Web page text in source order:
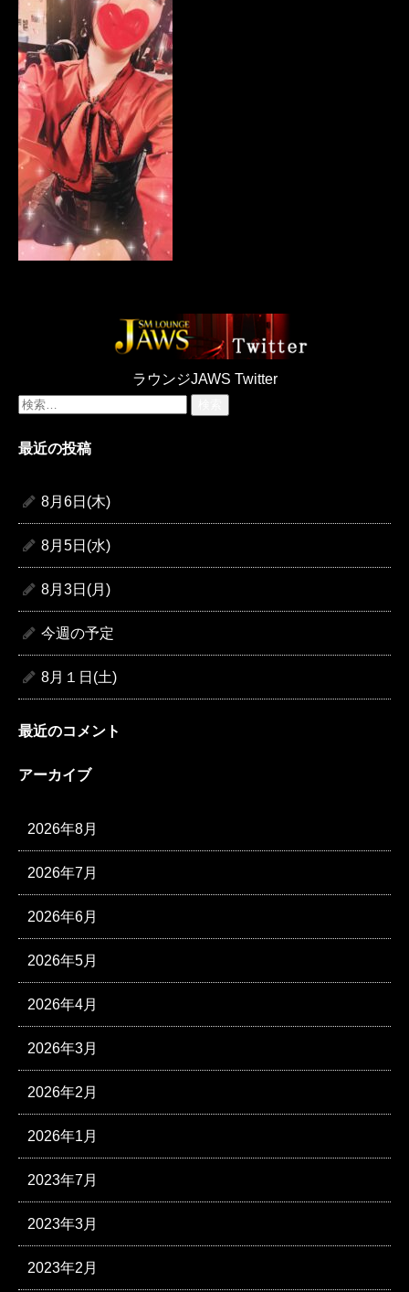
ラウンジJAWS Twitter
検
最近の投稿
8月6日(木)
8月5日(水)
8月3日(月)
今週の予定
8月１日(土)
最近のコメント
アーカイブ
2026年8月
2026年7月
2026年6月
2026年5月
2026年4月
2026年3月
2026年2月
2026年1月
2023年7月
2023年3月
2023年2月